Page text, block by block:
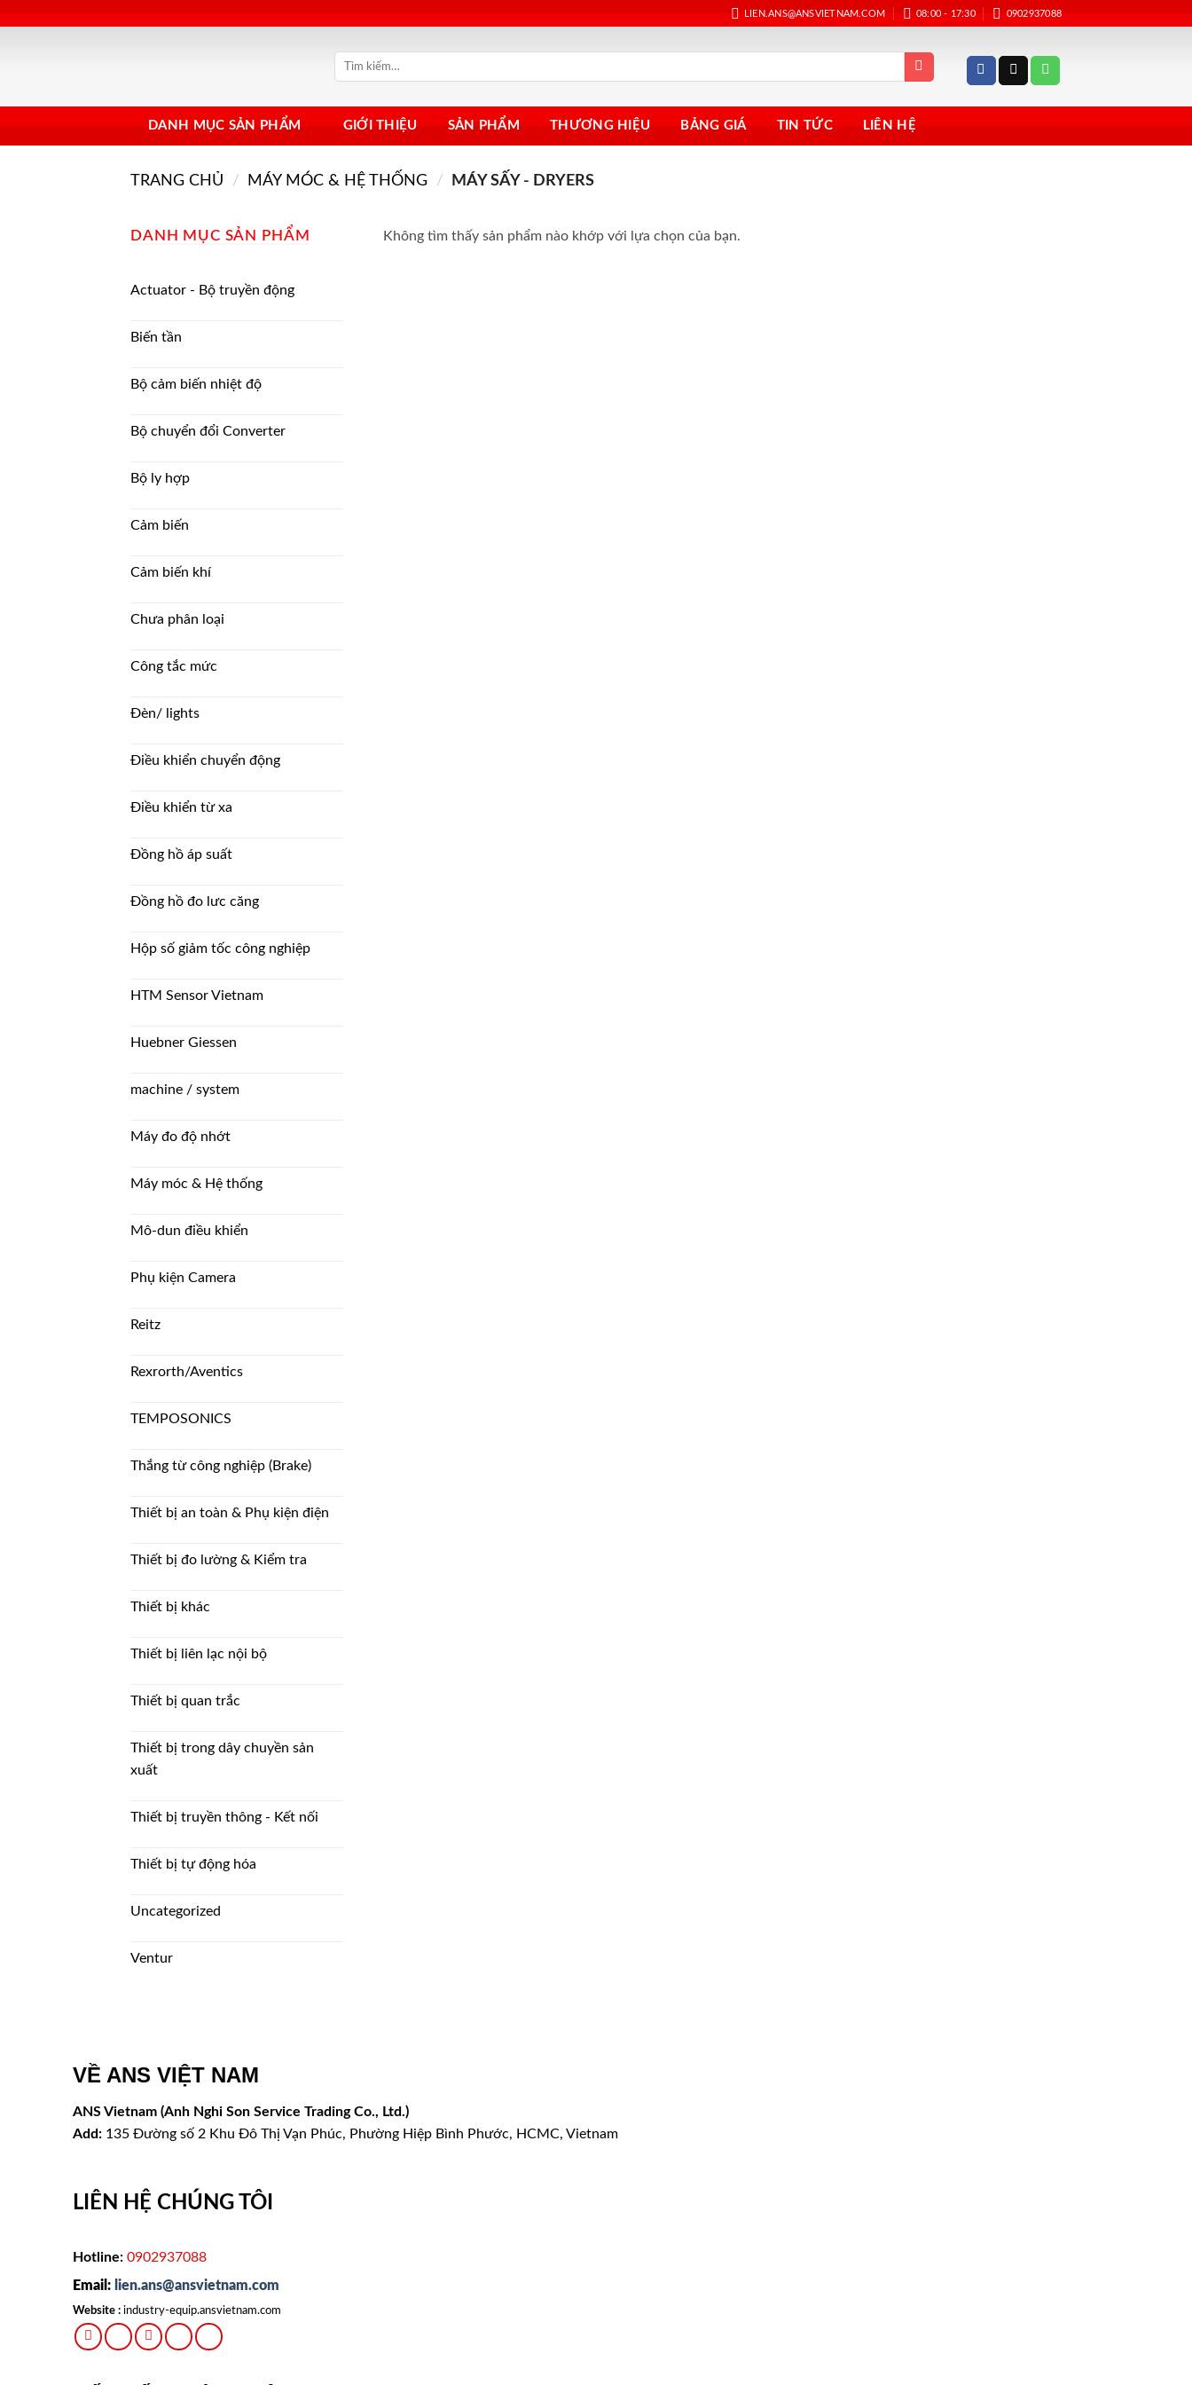
LIEN.ANS@ANSVIETNAM.COM 08:00 - 17:30 0902937088
Tìm
DANH MỤC SẢN PHẨM GIỚI THIỆU SẢN PHẨM THƯƠNG HIỆU BẢNG GIÁ TIN TỨC LIÊN HỆ
TRANG CHỦ / MÁY MÓC & HỆ THỐNG / MÁY SẤY - DRYERS
DANH MỤC SẢN PHẨM
Actuator - Bộ truyền động
Biến tần
Bộ cảm biến nhiệt độ
Bộ chuyển đổi Converter
Bộ ly hợp
Cảm biến
Cảm biến khí
Chưa phân loại
Công tắc mức
Đèn/ lights
Điều khiển chuyển động
Điều khiển từ xa
Đồng hồ áp suất
Đồng hồ đo lưc căng
Hộp số giảm tốc công nghiệp
HTM Sensor Vietnam
Huebner Giessen
machine / system
Máy đo độ nhớt
Máy móc & Hệ thống
Mô-dun điều khiển
Phụ kiện Camera
Reitz
Rexrorth/Aventics
TEMPOSONICS
Thắng từ công nghiệp (Brake)
Thiết bị an toàn & Phụ kiện điện
Thiết bị đo lường & Kiểm tra
Thiết bị khác
Thiết bị liên lạc nội bộ
Thiết bị quan trắc
Thiết bị trong dây chuyền sản
xuất
Thiết bị truyền thông - Kết nối
Thiết bị tự động hóa
Uncategorized
Ventur
Không tìm thấy sản phẩm nào khớp với lựa chọn của bạn.
VỀ ANS VIỆT NAM
ANS Vietnam (Anh Nghi Son Service Trading Co., Ltd.)
Add: 135 Đường số 2 Khu Đô Thị Vạn Phúc, Phường Hiệp Bình Phước, HCMC, Vietnam
LIÊN HỆ CHÚNG TÔI
Hotline: 0902937088
Email: lien.ans@ansvietnam.com
Website : industry-equip.ansvietnam.com